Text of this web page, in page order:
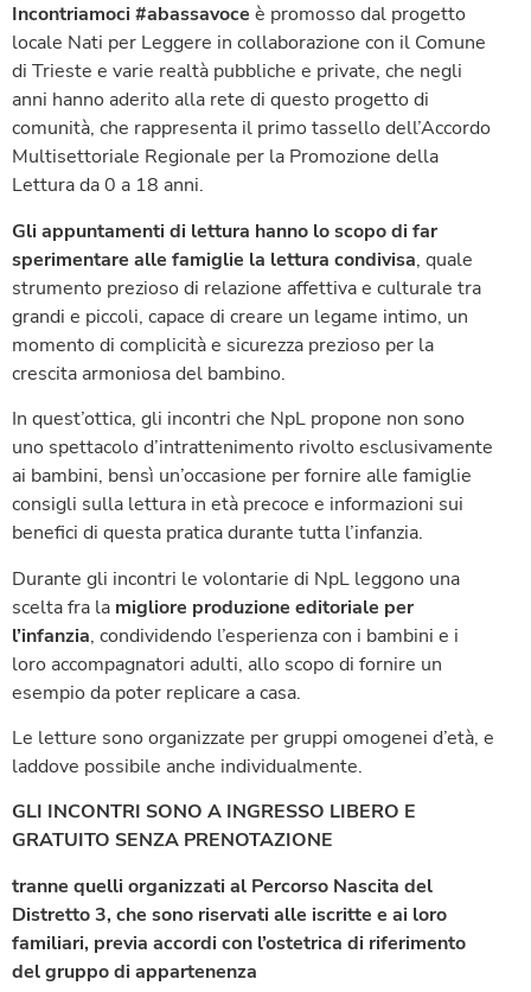
Incontriamoci #abassavoce è promosso dal progetto
locale Nati per Leggere in collaborazione con il Comune
di Trieste e varie realtà pubbliche e private, che negli
anni hanno aderito alla rete di questo progetto di
comunità, che rappresenta il primo tassello dell’Accordo
Multisettoriale Regionale per la Promozione della
Lettura da 0 a 18 anni.
Gli appuntamenti di lettura hanno lo scopo di far
sperimentare alle famiglie la lettura condivisa, quale
strumento prezioso di relazione affettiva e culturale tra
grandi e piccoli, capace di creare un legame intimo, un
momento di complicità e sicurezza prezioso per la
crescita armoniosa del bambino.
In quest’ottica, gli incontri che NpL propone non sono
uno spettacolo d’intrattenimento rivolto esclusivamente
ai bambini, bensì un’occasione per fornire alle famiglie
consigli sulla lettura in età precoce e informazioni sui
benefici di questa pratica durante tutta l’infanzia.
Durante gli incontri le volontarie di NpL leggono una
scelta fra la migliore produzione editoriale per
l’infanzia, condividendo l’esperienza con i bambini e i
loro accompagnatori adulti, allo scopo di fornire un
esempio da poter replicare a casa.
Le letture sono organizzate per gruppi omogenei d’età, e
laddove possibile anche individualmente.
GLI INCONTRI SONO A INGRESSO LIBERO E
GRATUITO SENZA PRENOTAZIONE
tranne quelli organizzati al Percorso Nascita del
Distretto 3, che sono riservati alle iscritte e ai loro
familiari, previa accordi con l’ostetrica di riferimento
del gruppo di appartenenza